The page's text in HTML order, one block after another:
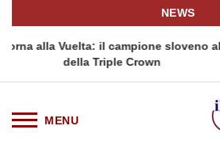
NEWS
sloveno all’assalto
Il fascino